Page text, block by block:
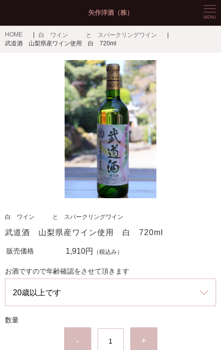
矢作洋酒（株）
HOME
白 ワイン と スパークリングワイン
武道酒 山梨県産ワイン使用 白 720ml
白 ワイン と スパークリングワイン
武道酒 山梨県産ワイン使用 白 720ml
販売価格 1,910円 （税込み）
お酒ですので年齢確認をさせて頂きます
数量
- +